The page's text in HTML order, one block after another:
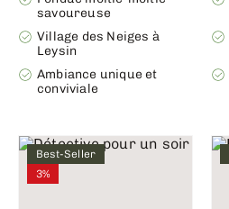
savoureuse
Village des Neiges à
Leysin
Ambiance unique et
conviviale
Best-Seller
3%